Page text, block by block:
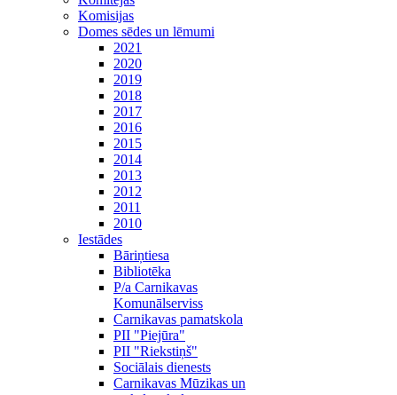
Komisijas
Domes sēdes un lēmumi
2021
2020
2019
2018
2017
2016
2015
2014
2013
2012
2011
2010
Iestādes
Bāriņtiesa
Bibliotēka
P/a Carnikavas
Komunālserviss
Carnikavas pamatskola
PII "Piejūra"
PII "Riekstiņš"
Sociālais dienests
Carnikavas Mūzikas un